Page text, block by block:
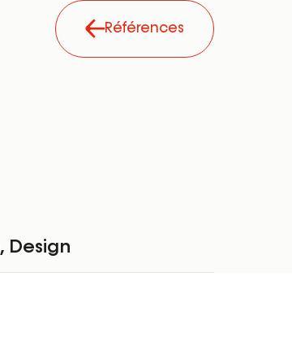
Références
, Design